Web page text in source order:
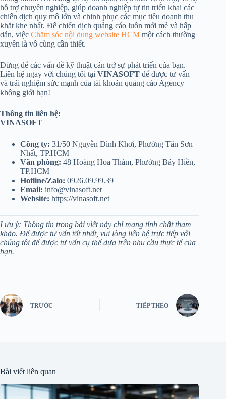
hỗ trợ chuyên nghiệp, giúp doanh nghiệp tự tin triển khai các
chiến dịch quy mô lớn và chinh phục các mục tiêu doanh thu
khắt khe nhất. Để chiến dịch quảng cáo luôn mới mẻ và hấp
dẫn, việc Chăm sóc nội dung website HCM một cách thường
xuyên là vô cùng cần thiết.
Đừng để các vấn đề kỹ thuật cản trở sự phát triển của bạn.
Liên hệ ngay với chúng tôi tại VINASOFT để được tư vấn
và trải nghiệm sức mạnh của tài khoản quảng cáo Agency
không giới hạn!
Thông tin liên hệ:
VINASOFT
Công ty: 31/50 Nguyễn Đình Khơi, Phường Tân Sơn
Nhất, TP.HCM
Văn phòng: 48 Hoàng Hoa Thám, Phường Bảy Hiền,
TP.HCM
Hotline/Zalo: 0926.09.99.39
Email: info@vinasoft.net
Website: https://vinasoft.net
Lưu ý: Thông tin trong bài viết này chỉ mang tính chất tham
khảo. Để được tư vấn tốt nhất, vui lòng liên hệ trực tiếp với
chúng tôi để được tư vấn cụ thể dựa trên nhu cầu thực tế của
bạn.
TRƯỚC TIẾP THEO
Bài viết liên quan